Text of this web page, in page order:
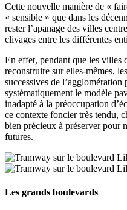
Cette nouvelle manière de «
« sensible » que dans les
rester l’apanage des villes
clivages entre les différentes
En effet, pendant que les villes
reconstruire sur elles-mêmes,
successives de
systématiquement le modèle
inadapté à la préoccupation
ce contexte foncier très tendu,
bien précieux à préserver pour
futures.
Les grands boulevards